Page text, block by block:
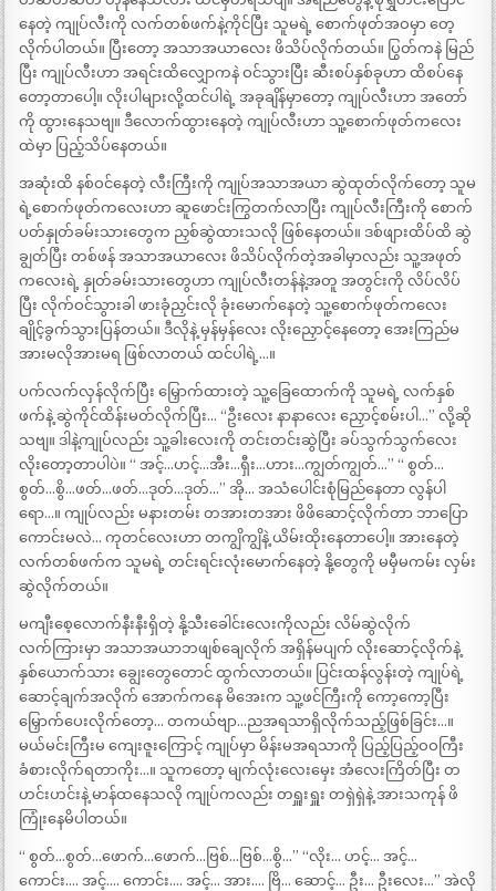
နေတဲ့ ကျုပ်လီးကို လက်တစ်ဖက်နဲ့ကိုင်ပြီး သူမရဲ့ စောက်ဖုတ်အဝမှာ တေ့
လိုက်ပါတယ်။ ပြီးတော့ အသာအယာလေး ဖိသိပ်လိုက်တယ်။ ပြွတ်ကနဲ မြည်
ပြီး ကျုပ်လီးဟာ အရင်းထိလျှောကနဲ ဝင်သွားပြီး ဆီးစပ်နှစ်ခုဟာ ထိစပ်နေ
တော့တာပေါ့။ လိုးပါများလို့ထင်ပါရဲ့ အခုချိန်မှာတော့ ကျုပ်လီးဟာ အတော်
ကို ထွားနေသဗျ။ ဒီလောက်ထွားနေတဲ့ ကျုပ်လီးဟာ သူ့စောက်ဖုတ်ကလေး
ထဲမှာ ပြည့်သိပ်နေတယ်။
အဆုံးထိ နစ်ဝင်နေတဲ့ လီးကြီးကို ကျုပ်အသာအယာ ဆွဲထုတ်လိုက်တော့ သူမ
ရဲ့စောက်ဖုတ်ကလေးဟာ ဆူဖောင်းကြွတက်လာပြီး ကျုပ်လီးကြီးကို စောက်
ပတ်နှုတ်ခမ်းသားတွေက ညှစ်ဆွဲထားသလို ဖြစ်နေတယ်။ ဒစ်ဖျားထိပ်ထိ ဆွဲ
ချွတ်ပြီး တစ်ဖန် အသာအယာလေး ဖိသိပ်လိုက်တဲ့အခါမှာလည်း သူ့အဖုတ်
ကလေးရဲ့ နှုတ်ခမ်းသားတွေဟာ ကျုပ်လီးတန်နဲ့အတူ အတွင်းကို လိပ်လိပ်
ပြီး လိုက်ဝင်သွားခါ ဖားခုံညှင်းလို ခုံးမောက်နေတဲ့ သူ့စောက်ဖုတ်ကလေး
ချိုင့်ခွက်သွားပြန်တယ်။ ဒီလိုနဲ့ မှန်မှန်လေး လိုးညှောင့်နေတော့ အေးကြည်မ
အားမလိုအားမရ ဖြစ်လာတယ် ထင်ပါရဲ့…။
ပက်လက်လှန်လိုက်ပြီး မြှောက်ထားတဲ့ သူ့ခြေထောက်ကို သူမရဲ့ လက်နှစ်
ဖက်နဲ့ ဆွဲကိုင်ထိန်းမတ်လိုက်ပြီး… “ဦးလေး နာနာလေး ညှောင့်စမ်းပါ…” လို့ဆို
သဗျ။ ဒါနဲ့ကျုပ်လည်း သူ့ခါးလေးကို တင်းတင်းဆွဲပြီး ခပ်သွက်သွက်လေး
လိုးတော့တာပါပဲ။ “ အင့်…ဟင့်…အီး…ရှီး…ဟား…ကျွတ်ကျွတ်…” “ စွတ်…
စွတ်…စွိ…ဖတ်…ဖတ်…ဒုတ်…ဒုတ်…” အို… အသံပေါင်းစုံမြည်နေတာ လွန်ပါ
ရော…။ ကျုပ်လည်း မနားတမ်း တအားတအား ဖိဖိဆောင့်လိုက်တာ ဘာပြော
ကောင်းမလဲ… ကုတင်လေးဟာ တကျွိကျွိနဲ့ ယိမ်းထိုးနေတာပေါ့။ အားနေတဲ့
လက်တစ်ဖက်က သူမရဲ့ တင်းရင်းလုံးမောက်နေတဲ့ နို့တွေကို မမှီမကမ်း လှမ်း
ဆွဲလိုက်တယ်။
မကျီးစေ့လောက်နီးနီးရှိတဲ့ နို့သီးခေါင်းလေးကိုလည်း လိမ်ဆွဲလိုက်
လက်ကြားမှာ အသာအယာဘဖျစ်ချေလိုက် အရှိန်မပျက် လိုးဆောင့်လိုက်နဲ့
နှစ်ယောက်သား ချွေးတွေတောင် ထွက်လာတယ်။ ပြင်းထန်လွန်းတဲ့ ကျုပ်ရဲ့
ဆောင့်ချက်အလိုက် အောက်ကနေ မိအေးက သူ့ဖင်ကြီးကို ကော့ကော့ပြီး
မြှောက်ပေးလိုက်တော့… တကယ်ဗျာ…ညအရသာရှိလိုက်သည့်ဖြစ်ခြင်း…။
မယ်မင်းကြီးမ ကျေးဇူးကြောင့် ကျုပ်မှာ မိန်းမအရသာကို ပြည့်ပြည့်ဝဝကြီး
ခံစားလိုက်ရတာကိုး…။ သူကတော့ မျက်လုံးလေးမှေး အံလေးကြိတ်ပြီး တ
ဟင်းဟင်းနဲ့ မာန်ထနေသလို ကျုပ်ကလည်း တရှူးရှူး တရှဲရှဲနဲ့ အားသကုန် ဖိ
ကြုံးနေမိပါတယ်။
“ စွတ်…စွတ်…ဖောက်…ဖောက်…ဗြစ်…ဗြစ်…စွိ…” “လိုး… ဟင့်… အင့်…
ကောင်း…. အင့်…. ကောင်း…. အင့်… အား…. ဗြိ… ဆောင့်… ဦး… ဦးလေး…” အဲလို